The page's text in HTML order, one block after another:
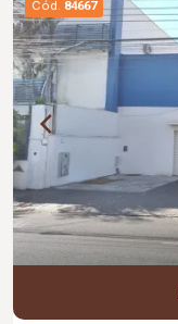
Cód. 84667